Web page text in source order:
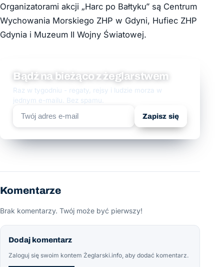
Organizatorami akcji „Harc po Bałtyku” są Centrum
Wychowania Morskiego ZHP w Gdyni, Hufiec ZHP
Gdynia i Muzeum II Wojny Światowej.
Bądź na bieżąco z żeglarstwem
Raz w tygodniu - regaty, rejsy i ludzie morza w
jednym e-mailu. Bez spamu.
Zapisz się
Komentarze
Brak komentarzy. Twój może być pierwszy!
Dodaj komentarz
Zaloguj się swoim kontem Żeglarski.info, aby dodać komentarz.